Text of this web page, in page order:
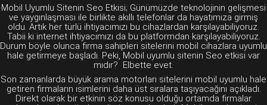
Mobil Uyumlu Sitenin Seo Etkisi; Günümüzde teknolojinin gelişmesi
ve yaygınlaşması ile birlikte akıllı telefonlar da hayatımıza girmiş
oldu. Artık her türlü ihtiyacımızı bu cihazlardan karşılayabiliyoruz.
Tabii ki internet ihtiyacımızı da bu platformdan karşılayabiliyoruz.
Durum böyle olunca firma sahipleri sitelerini mobil cihazlara uyumlu
hale getirmeye başladı. Peki, Mobil uyumlu sitenin Seo etkisi var
mıdır? Elbette evet.
Son zamanlarda büyük arama motorları sitelerini mobil uyumlu hale
getiren firmaların isimlerini daha üst sıralara taşıyacağını açıkladı.
Direkt olarak bir etkinin söz konusu olduğu ortamda firmalar